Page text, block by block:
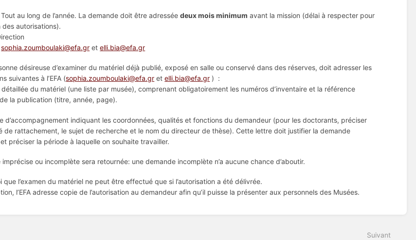
Tout au long de l’année. La demande doit être adresséedeux mois minimum avant la mission (délai à respecter pour
des autorisations).
sophia.zoumboulaki@efa.gr etelli.bia@efa.gr
désireuse d’examiner du matériel déjà publié, exposé en salle ou conservé dans des réserves, doit adresser les
suivantes à l’EFA (sophia.zoumboulaki@efa.gr etelli.bia@efa.gr ) :
détaillée du matériel (une liste par musée), comprenant obligatoirement les numéros d’inventaire et la référence
la publication (titre, année, page).
d’accompagnement indiquant les coordonnées, qualités et fonctions du demandeur (pour les doctorants, préciser
de rattachement, le sujet de recherche et le nom du directeur de thèse). Cette lettre doit justifier la demande
et préciser la période à laquelle on souhaite travailler.
imprécise ou incomplète sera retournée: une demande incomplète n’a aucune chance d’aboutir.
que l’examen du matériel ne peut être effectué que si l’autorisation a été délivrée.
l’EFA adresse copie de l’autorisation au demandeur afin qu’il puisse la présenter aux personnels des Musées.
Suivant